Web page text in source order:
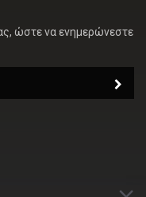
ώστε να ενημερώνεστε